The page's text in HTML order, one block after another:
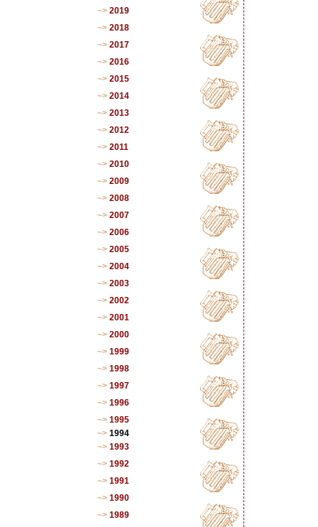
2019
2018
2017
2016
2015
2014
2013
2012
2011
2010
2009
2008
2007
2006
2005
2004
2003
2002
2001
2000
1999
1998
1997
1996
1995
1994
1993
1992
1991
1990
1989